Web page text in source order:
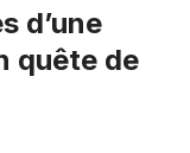
d’une
quête de